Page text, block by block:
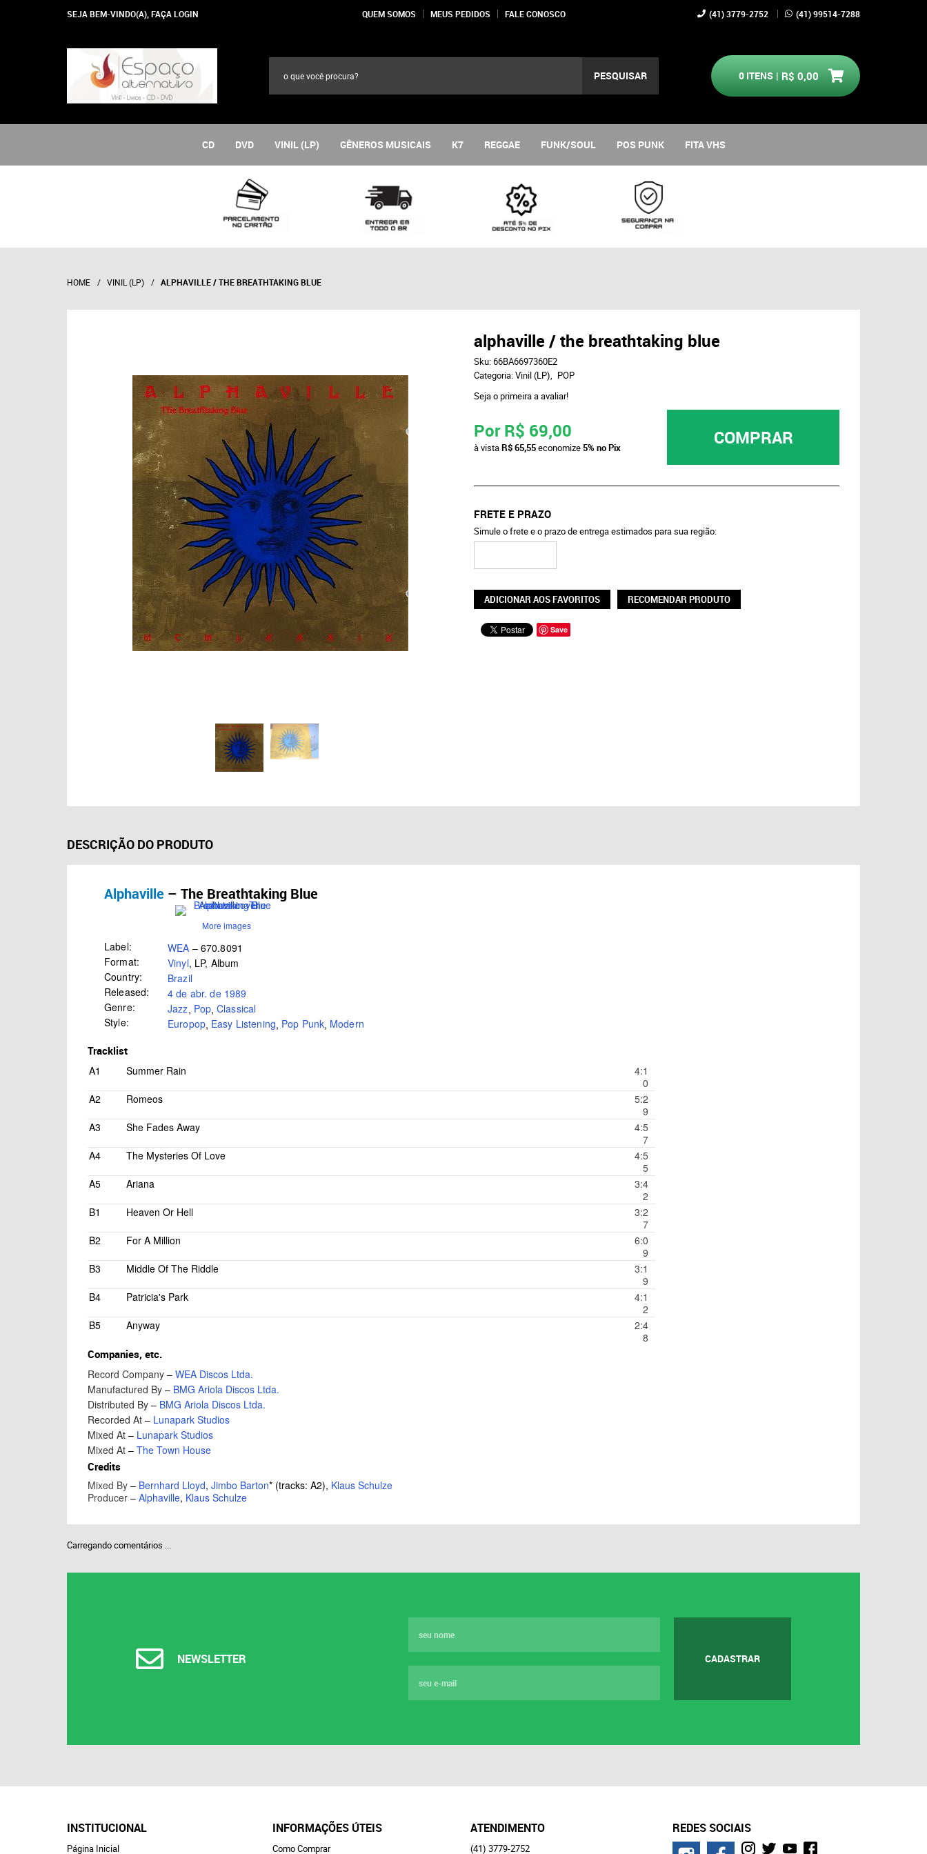
SEJA BEM-VINDO(A), FAÇA LOGIN QUEM SOMOS MEUS PEDIDOS FALE CONOSCO (41)3779-2752 (41)99514-7288
PESQUISAR ITENS
0 R$ 0,00
CD DVD VINIL (LP) GÊNEROS MUSICAIS K7 REGGAE FUNK/SOUL POS PUNK FITA VHS
HOME VINIL (LP) ALPHAVILLE / THE BREATHTAKING BLUE
alphaville / the breathtaking blue
Sku:66BA6697360E2
Categoria:Vinil (LP)
POP
Seja o primeira a avaliar!
Por R$ 69,00
à vistaR$ 65,55economize5% no Pix COMPRAR
FRETE E PRAZO
Simule o frete e o prazo de entrega estimados para sua região:
ADICIONAR AOS FAVORITOS RECOMENDAR PRODUTO
Save
DESCRIÇÃO DO PRODUTO
Alphaville – The Breathtaking Blue
More images
Label: WEA – 670.8091
Format:
Vinyl, LP, Album
Country:
Brazil
Released:
4 de abr. de 1989
Genre:
Jazz, Pop, Classical
Style:
Europop, Easy Listening, Pop Punk, Modern
Tracklist
A1
Summer Rain
4:1
0
A2
Romeos
5:2
9
A3
She Fades Away
4:5
7
A4
The Mysteries Of Love
4:5
5
A5
Ariana
3:4
2
B1
Heaven Or Hell
3:2
7
B2
For A Million
6:0
9
B3
Middle Of The Riddle
3:1
9
B4
Patricia's Park
4:1
2
B5
Anyway
2:4
8
Companies, etc.
Record Company – WEA Discos Ltda.
Manufactured By – BMG Ariola Discos Ltda.
Distributed By – BMG Ariola Discos Ltda.
Recorded At – Lunapark Studios
Mixed At – Lunapark Studios
Mixed At – The Town House
Credits
Mixed By – Bernhard Lloyd, Jimbo Barton* (tracks: A2), Klaus Schulze
Producer – Alphaville, Klaus Schulze
Carregando comentários ...
NEWSLETTER CADASTRAR
INSTITUCIONAL
Página Inicial
INFORMAÇÕES ÚTEIS
Como Comprar
ATENDIMENTO
(41) 3779-2752
REDES SOCIAIS